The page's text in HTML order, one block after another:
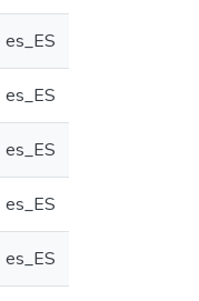
es_ES
es_ES
es_ES
es_ES
es_ES